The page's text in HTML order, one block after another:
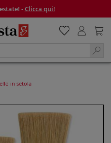
-Clicca qui!
in setola